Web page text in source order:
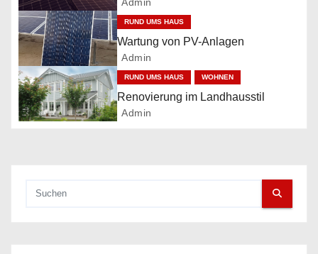
a
v
i
g
a
RUND UMS HAUS
Wartung von PV-Anlagen
Admin
RUND UMS HAUS WOHNEN
Renovierung im Landhausstil
Admin